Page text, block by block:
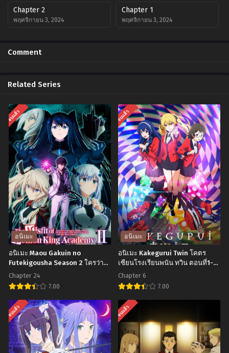
Chapter 2
พฤศจิกายน 3, 2024
Chapter 1
พฤศจิกายน 3, 2024
Comment
Related Series
จบแล้ว
อนิเมะ
อนิเมะ Maou Gakuin no
Futekigousha Season 2 ใครว่า
ข้าไม่เหมาะเป็นจอมมาร ภาค 2
ตอนที่1-24 พากย์ไทย+ซับไทย
Chapter 24
7.00
อ
นิ
เมะ
Maou
จบแล้ว
อนิเมะ
อนิเมะ Kakegurui Twin โคตร
เซียนโรงเรียนพนัน ทวิน ตอนที่1-6
พากย์ไทย+ซับไทย
Chapter 6
7.00
อ
นิ
เมะ
Kakegurui
จบแล้ว จบแล้ว